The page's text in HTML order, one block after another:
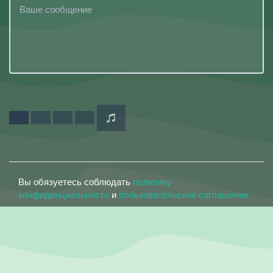
Вы обязуетесь соблюдать политику
конфиденциальности и пользовательское соглашение